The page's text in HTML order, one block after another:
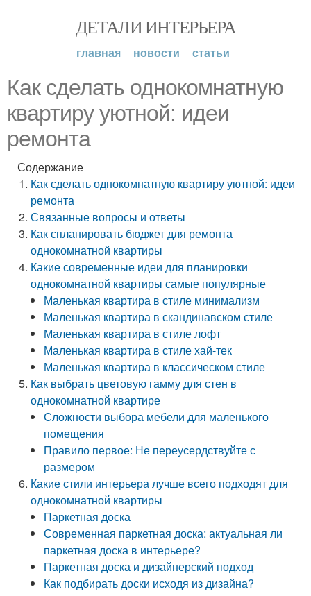
ДЕТАЛИ ИНТЕРЬЕРА
главная новости статьи
Как сделать однокомнатную
квартиру уютной: идеи
ремонта
Содержание
Как сделать однокомнатную квартиру уютной: идеи
ремонта
Связанные вопросы и ответы
Как спланировать бюджет для ремонта
однокомнатной квартиры
Какие современные идеи для планировки
однокомнатной квартиры самые популярные
Маленькая квартира в стиле минимализм
Маленькая квартира в скандинавском стиле
Маленькая квартира в стиле лофт
Маленькая квартира в стиле хай-тек
Маленькая квартира в классическом стиле
Как выбрать цветовую гамму для стен в
однокомнатной квартире
Сложности выбора мебели для маленького
помещения
Правило первое: Не переусердствуйте с
размером
Какие стили интерьера лучше всего подходят для
однокомнатной квартиры
Паркетная доска
Современная паркетная доска: актуальная ли
паркетная доска в интерьере?
Паркетная доска и дизайнерский подход
Как подбирать доски исходя из дизайна?